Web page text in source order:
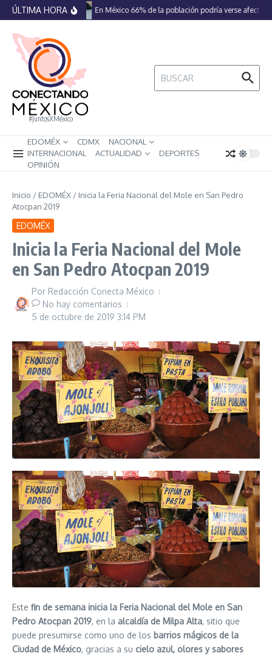
Saltar al contenido
ÚLTIMA HORA En México 66% de la población podría verse
#JuntosXMéxico
Buscar:
EDOMÉX CDMX
NACIONAL
INTERNACIONAL
ACTUALIDAD
DEPORTES
OPINIÓN
Inicio / EDOMÉX / Inicia la Feria Nacional del Mole en San Pedro
Atocpan 2019
EDOMÉX
Inicia la Feria Nacional del Mole
en San Pedro Atocpan 2019
Por Redacción Conecta México
No hay comentarios
5 de octubre de 2019 3:14 PM
Este fin de semana inicia la Feria Nacional del Mole en San
Pedro Atocpan 2019, en la alcaldía de Milpa Alta, sitio que
puede presumirse como uno de los barrios mágicos de la
Ciudad de México, gracias a su cielo azul, olores y sabores